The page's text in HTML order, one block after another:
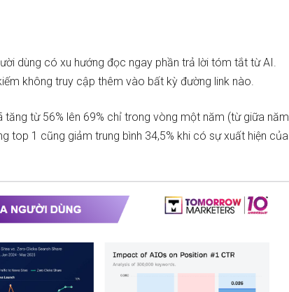
dùng có xu hướng đọc ngay phần trả lời tóm tắt từ AI.
không truy cập thêm vào bất kỳ đường link nào.
từ 56% lên 69% chỉ trong vòng một năm (từ giữa năm
top 1 cũng giảm trung bình 34,5% khi có sự xuất hiện của